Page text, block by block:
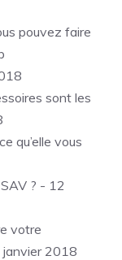
pouvez faire
sont les
qu’elle vous
? - 12
votre
2018